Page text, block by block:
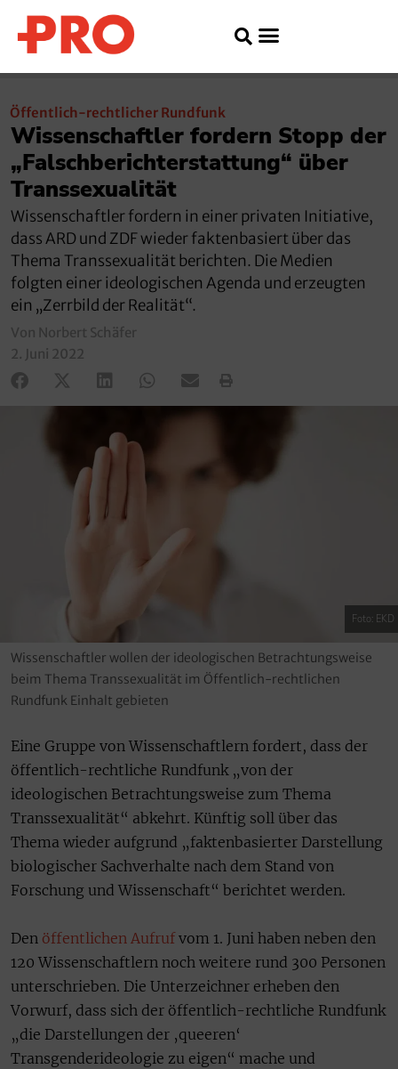
Öffentlich-rechtlicher Rundfunk
Wissenschaftler fordern Stopp der
„Falschberichterstattung“ über
Transsexualität
Wissenschaftler fordern in einer privaten Initiative,
dass ARD und ZDF wieder faktenbasiert über das
Thema Transsexualität berichten. Die Medien
folgten einer ideologischen Agenda und erzeugten
ein „Zerrbild der Realität“.
Von Norbert Schäfer
2. Juni 2022
Foto: EKD
Wissenschaftler wollen der ideologischen Betrachtungsweise
beim Thema Transsexualität im Öffentlich-rechtlichen
Rundfunk Einhalt gebieten
Eine Gruppe von Wissenschaftlern fordert, dass der
öffentlich-rechtliche Rundfunk „von der
ideologischen Betrachtungsweise zum Thema
Transsexualität“ abkehrt. Künftig soll über das
Thema wieder aufgrund „faktenbasierter Darstellung
biologischer Sachverhalte nach dem Stand von
Forschung und Wissenschaft“ berichtet werden.
Den öffentlichen Aufrufvom 1. Juni haben neben den
120 Wissenschaftlern noch weitere rund 300 Personen
unterschrieben. Die Unterzeichner erheben den
Vorwurf, dass sich der öffentlich-rechtliche Rundfunk
„die Darstellungen der ‚queeren‘
Transgenderideologie zu eigen“ mache und